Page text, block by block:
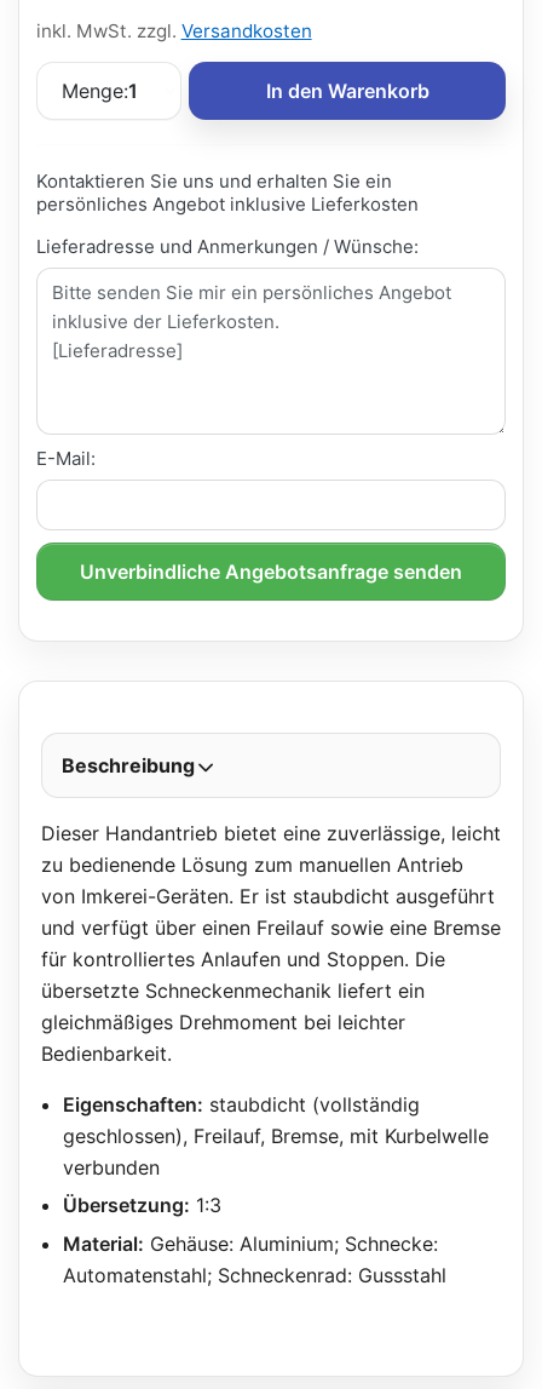
inkl. MwSt. zzgl. Versandkosten
Menge:1 In den Warenkorb
Kontaktieren Sie uns und erhalten Sie ein
persönliches Angebot inklusive Lieferkosten
Lieferadresse und Anmerkungen / Wünsche:
E-Mail:
Unverbindliche Angebotsanfrage senden
Beschreibung
Dieser Handantrieb bietet eine zuverlässige, leicht
zu bedienende Lösung zum manuellen Antrieb
von Imkerei-Geräten. Er ist staubdicht ausgeführt
und verfügt über einen Freilauf sowie eine Bremse
für kontrolliertes Anlaufen und Stoppen. Die
übersetzte Schneckenmechanik liefert ein
gleichmäßiges Drehmoment bei leichter
Bedienbarkeit.
Eigenschaften: staubdicht (vollständig
geschlossen), Freilauf, Bremse, mit Kurbelwelle
verbunden
Übersetzung: 1:3
Material: Gehäuse: Aluminium; Schnecke:
Automatenstahl; Schneckenrad: Gussstahl